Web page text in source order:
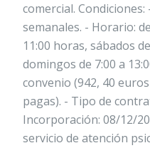
comercial.
semanales. - Horario:
11:00 horas, sábados
domingos de 7:00 a
convenio (942, 40
pagas). - Tipo de
Incorporación: 08/12/
servicio de atención